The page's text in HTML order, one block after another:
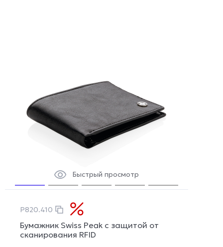
Быстрый просмотр
P820.410
Бумажник Swiss Peak с защитой от
сканирования RFID